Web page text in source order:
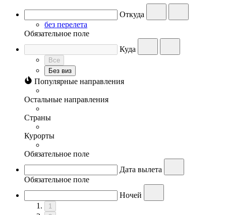
Откуда
без перелета
Обязательное поле
Куда
Все
Без виз
Популярные направления
Остальные направления
Страны
Курорты
Обязательное поле
Дата вылета
Обязательное поле
Ночей
1